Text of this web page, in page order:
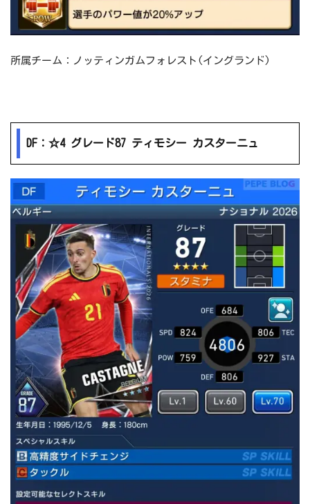
所属チーム：ノッティンガムフォレスト(イングランド)
DF：☆4 グレード87 ティモシー カスターニュ